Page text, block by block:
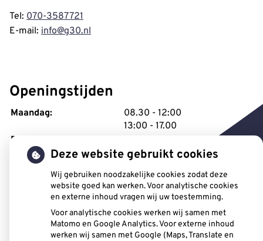
Tel: 070-3587721
E-mail: info@g30.nl
Openingstijden
Maandag: 08.30 tot
- 12:00
13:00 tot
- 17.00
Dinsdag:
13:00tot
- 17.00
Woensdag:
13:00tot
- 17.00
Donderdag:
08.30tot
- 12:00
13:00
tot
- 17.00
08.30tot
- 12:00
13:00tot
- 17.00
Deze website gebruikt cookies
Wij gebruiken noodzakelijke cookies zodat deze
website goed kan werken. Voor analytische cookies
en externe inhoud vragen wij uw toestemming.
Voor analytische cookies werken wij samen met
Matomo en Google Analytics. Voor externe inhoud
werken wij samen met Google (Maps, Translate en